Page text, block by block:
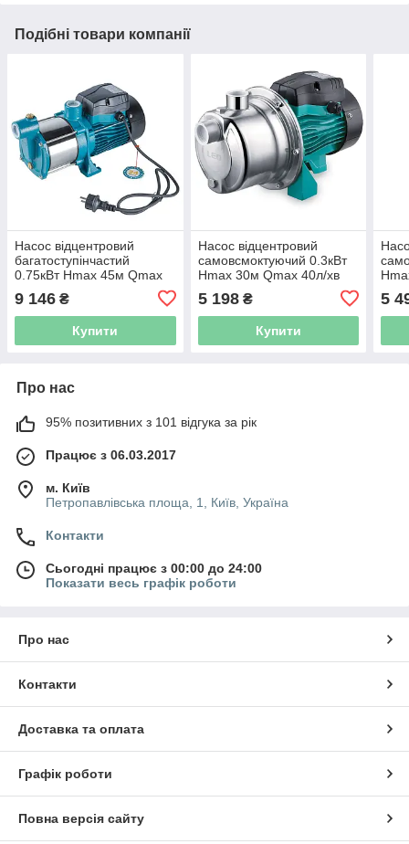
Подібні товари компанії
Насос відцентровий
багатоступінчастий
0.75кВт Hmax 45м Qmax
4ACm100S (775415)
9 146 ₴
Купити
Насос відцентровий
самовсмоктуючий 0.3кВт
Hmax 30м Qmax 40л/хв
(775351)
5 198₴
Купити
5
Про нас
95% позитивних з 101 відгука за рік
Працює з 06.03.2017
м. Київ
Петропавлівська площа, 1, Київ, Україна
Контакти
Сьогодні працює з 00:00 до 24:00
Показати весь графік роботи
Про нас
Контакти
Доставка та оплата
Графік роботи
Повна версія сайту